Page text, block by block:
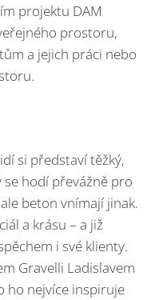
projektu DAM
prostoru,
a jejich práci nebo
si představí těžký,
hodí převážně pro
beton vnímají jinak.
a krásu – a již
i své klienty.
Gravelli Ladislavem
ho nejvíce inspiruje